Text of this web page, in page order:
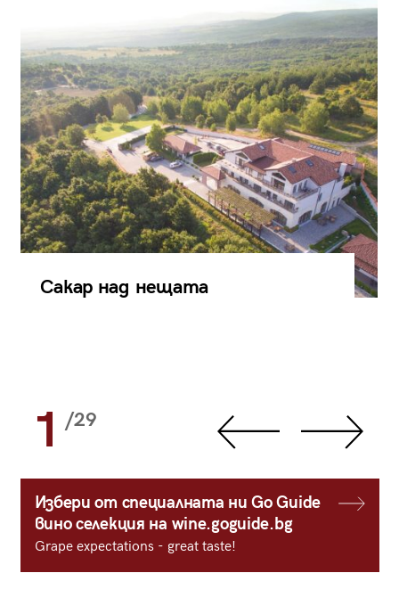
Сакар над нещата
1 /29
Избери от специалната ни Go Guide
вино селекция на wine.goguide.bg
Grape expectations - great taste!